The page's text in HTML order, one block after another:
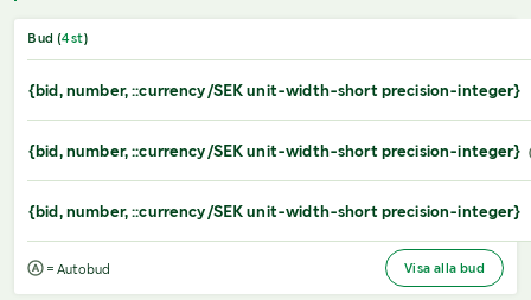
Bud (4st)
{bid, number, ::currency/SEK unit-width-short precision-integer}
{bid, number, ::currency/SEK unit-width-short precision-integer}
{bid, number, ::currency/SEK unit-width-short precision-integer}
= Autobud Visa alla bud